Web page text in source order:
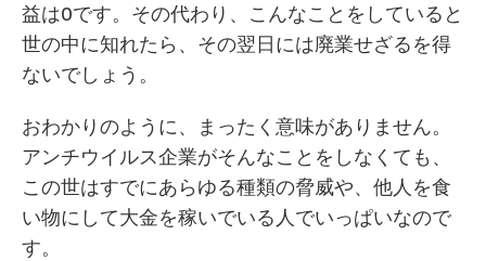
益は0です。その代わり、こんなことをしていると
世の中に知れたら、その翌日には廃業せざるを得
ないでしょう。
おわかりのように、まったく意味がありません。
アンチウイルス企業がそんなことをしなくても、
この世はすでにあらゆる種類の脅威や、他人を食
い物にして大金を稼いでいる人でいっぱいなので
す。